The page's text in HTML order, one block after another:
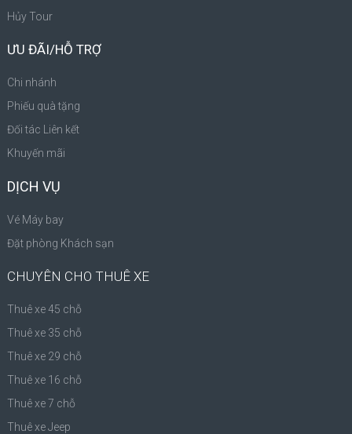
Hủy Tour
ƯU ĐÃI/HỖ TRỢ
Chi nhánh
Phiếu quà tặng
Đối tác Liên kết
Khuyến mãi
DỊCH VỤ
Vé Máy bay
Đặt phòng Khách sạn
CHUYÊN CHO THUÊ XE
Thuê xe 45 chỗ
Thuê xe 35 chỗ
Thuê xe 29 chỗ
Thuê xe 16 chỗ
Thuê xe 7 chỗ
Thuê xe Jeep